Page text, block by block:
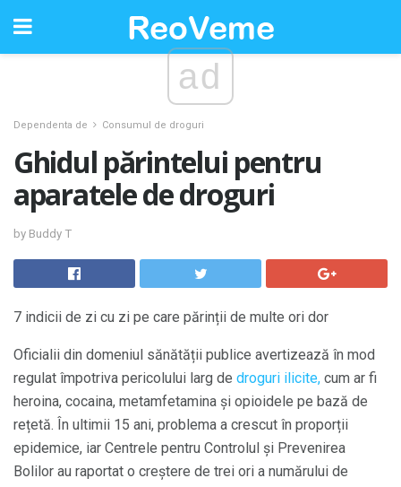
ad
Dependenta de Consumul de droguri
Ghidul părintelui pentru
aparatele de droguri
by Buddy T
7 indicii de zi cu zi pe care părinții de multe ori dor
Oficialii din domeniul sănătății publice avertizează în mod
regulat împotriva pericolului larg de droguri ilicite, cum ar fi
heroina, cocaina, metamfetamina și opioidele pe bază de
rețetă. În ultimii 15 ani, problema a crescut în proporții
epidemice, iar Centrele pentru Controlul și Prevenirea
Bolilor au raportat o creștere de trei ori a numărului de